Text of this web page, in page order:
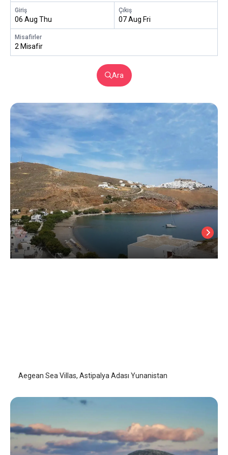
Giriş
06 Aug Thu
Çıkış
07 Aug Fri
Misafirler
2 Misafir
Ara
Aegean Sea Villas, Astipalya Adası Yunanistan